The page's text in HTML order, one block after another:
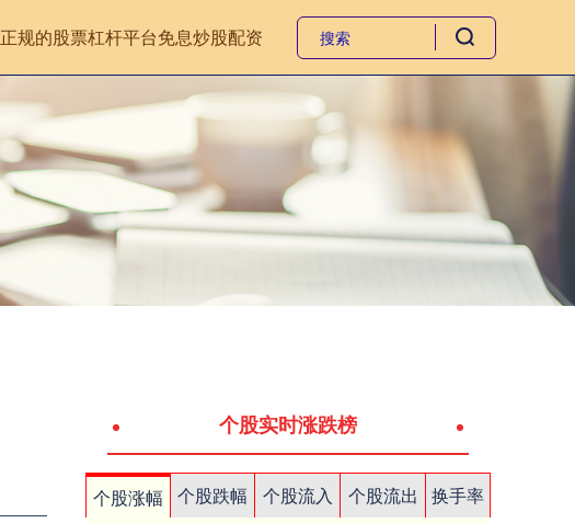
正规的股票杠杆平台免息炒股配资
个股实时涨跌榜
个股涨幅 个股跌幅 个股流入 个股流出
换手率